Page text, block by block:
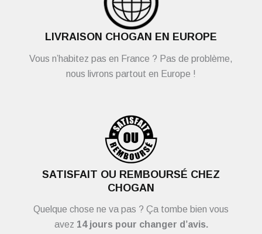
LIVRAISON CHOGAN EN EUROPE
Vous n’habitez pas en France ? Pas de problème,
nous livrons partout en Europe !
SATISFAIT OU REMBOURSÉ CHEZ
CHOGAN
Quelque chose ne va pas ? Ça tombe bien vous
avez 14 jours pour changer d’avis.